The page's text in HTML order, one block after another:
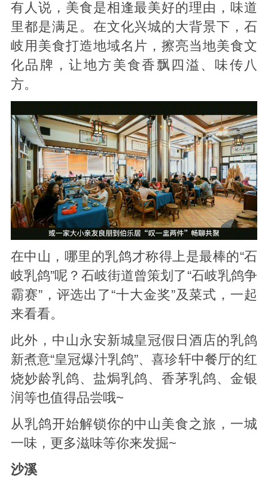
有人说，美食是相逢最美好的理由，味道
里都是满足。在文化兴城的大背景下，石
岐用美食打造地域名片，擦亮当地美食文
化品牌，让地方美食香飘四溢、味传八
方。
在中山，哪里的乳鸽才称得上是最棒的“石
岐乳鸽”呢？石岐街道曾策划了“石岐乳鸽争
霸赛”，评选出了“十大金奖”及菜式，一起
来看看。
此外，中山永安新城皇冠假日酒店的乳鸽
新煮意“皇冠爆汁乳鸽”、喜珍轩中餐厅的红
烧妙龄乳鸽、盐焗乳鸽、香茅乳鸽、金银
润等也值得品尝哦~
从乳鸽开始解锁你的中山美食之旅，一城
一味，更多滋味等你来发掘~
沙溪